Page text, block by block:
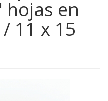
en
11 x 15